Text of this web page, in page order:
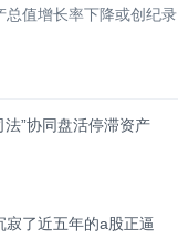
值增长率下降或创纪录
”协同盘活停滞资产
了近五年的a股正逼